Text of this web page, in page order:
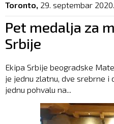
Toronto, 29. septembar 2020.
Pet medalja za
Srbije
Ekipa Srbije beogradske
je jednu zlatnu, dve srebrne i
jednu pohvalu na...